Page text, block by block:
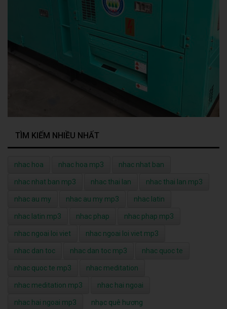
TÌM KIẾM NHIỀU NHẤT
nhac hoa nhac hoa mp3 nhac nhat ban
nhac nhat ban mp3 nhac thai lan nhac thai lan mp3
nhac au my nhac au my mp3 nhac latin
nhac latin mp3 nhac phap nhac phap mp3
nhac ngoai loi viet nhac ngoai loi viet mp3
nhac dan toc nhac dan toc mp3 nhac quoc te
nhac quoc te mp3 nhac meditation
nhac meditation mp3 nhac hai ngoai
nhac hai ngoai mp3 nhạc quê hương